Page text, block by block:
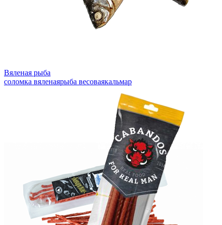
Вяленая рыба
соломка вяленаярыба весоваякальмар